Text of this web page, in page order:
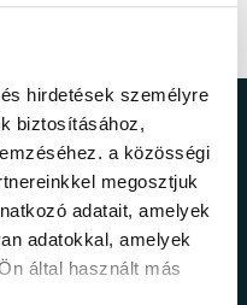
hirdetések személyre
biztosításához,
a közösségi
megosztjuk
adatait, amelyek
adatokkal, amelyek
által használt más
le a